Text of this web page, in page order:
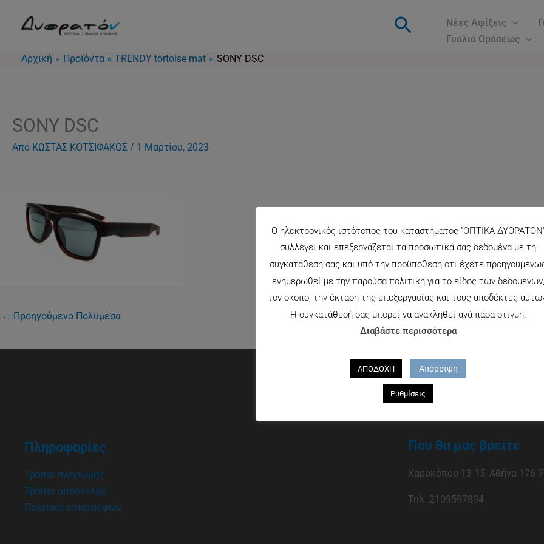
Αναζήτηση
Νέες Αφίξεις
Γυαλιά Οράσεως
Αρχική
Προϊόντα TRENDY tortoise mat SONY DSC
SONY DSC
Από ΚΩΣΤΑΣ ΚΟΤΣΙΦΑΚΟΣ / 1 Μαρτίου, 2023
← Προηγούμενο Πολυμέσα
Πληροφορίες
Τρόποι πληρωμής
Τρόποι αποστολής
Πολιτική επιστροφών
Που θα μας βρείτε
Χαροκόπου 13-15, Αθήνα 176
Τηλ. 2109597894
Ο ηλεκτρονικός ιστότοπος του καταστήματος "ΟΠΤΙΚΑ
συλλέγει και επεξεργάζεται τα προσωπικά σας δεδομένα με τη
συγκατάθεσή σας και υπό την προϋπόθεση ότι έχετε
ενημερωθεί με την παρούσα πολιτική για το είδος των δεδομένων,
τον σκοπό, την έκταση της επεξεργασίας και τους αποδέκτες
Η συγκατάθεσή σας μπορεί να ανακληθεί ανά πάσα στιγμή.
Διαβάστε περισσότερα
ΑΠΟΔΟΧΗ Απόρριψη
Ρυθμίσεις